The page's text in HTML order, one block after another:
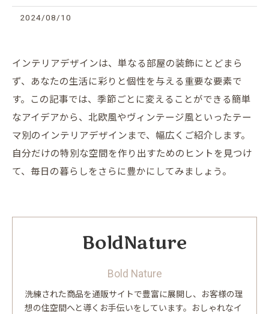
2024/08/10
インテリアデザインは、単なる部屋の装飾にとどまら
ず、あなたの生活に彩りと個性を与える重要な要素で
す。この記事では、季節ごとに変えることができる簡単
なアイデアから、北欧風やヴィンテージ風といったテー
マ別のインテリアデザインまで、幅広くご紹介します。
自分だけの特別な空間を作り出すためのヒントを見つけ
て、毎日の暮らしをさらに豊かにしてみましょう。
Bold Nature
洗練された商品を通販サイトで豊富に展開し、お客様の理
想の住空間へと導くお手伝いをしています。おしゃれなイ